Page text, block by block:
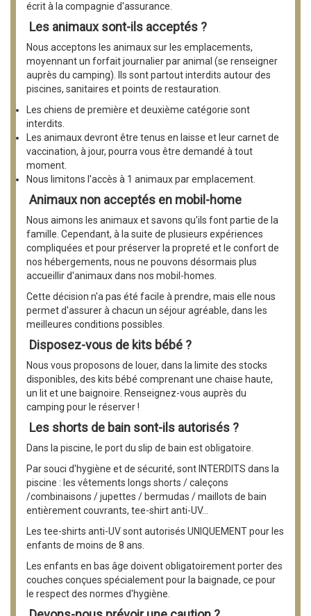
écrit à la compagnie d'assurance.
Les animaux sont-ils acceptés ?
Nous acceptons les animaux sur les emplacements,
moyennant un forfait journalier par animal (se renseigner
auprès du camping). Ils sont partout interdits autour des
piscines, sanitaires et points de restauration.
Les chiens de première et deuxième catégorie sont
interdits.
Les animaux devront être tenus en laisse et leur carnet de
vaccination, à jour, pourra vous être demandé à tout
moment.
Nous limitons l'accès à 1 animaux par emplacement.
Animaux non acceptés en mobil-home
Nous aimons les animaux et savons qu'ils font partie de la
famille. Cependant, à la suite de plusieurs expériences
compliquées et pour préserver la propreté et le confort de
nos hébergements, nous ne pouvons désormais plus
accueillir d'animaux dans nos mobil-homes.
Cette décision n'a pas été facile à prendre, mais elle nous
permet d'assurer à chacun un séjour agréable, dans les
meilleures conditions possibles.
Disposez-vous de kits bébé ?
Nous vous proposons de louer, dans la limite des stocks
disponibles, des kits bébé comprenant une chaise haute,
un lit et une baignoire. Renseignez-vous auprès du
camping pour le réserver !
Les shorts de bain sont-ils autorisés ?
Dans la piscine, le port du slip de bain est obligatoire.
Par souci d'hygiène et de sécurité, sont INTERDITS dans la
piscine : les vêtements longs shorts / caleçons
/combinaisons / jupettes / bermudas / maillots de bain
entièrement couvrants, tee-shirt anti-UV…
Les tee-shirts anti-UV sont autorisés UNIQUEMENT pour les
enfants de moins de 8 ans.
Les enfants en bas âge doivent obligatoirement porter des
couches conçues spécialement pour la baignade, ce pour
le respect des normes d'hygiène.